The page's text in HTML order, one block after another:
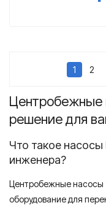
1 2
решение для
Что такое
инженера?
Центробежные насосы
оборудование для